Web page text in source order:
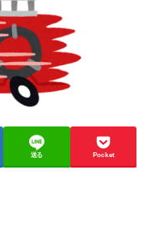
送る Pocket